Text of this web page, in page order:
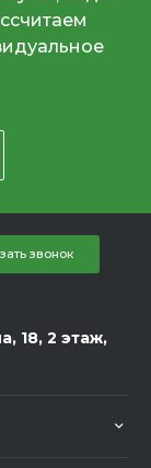
звонок
18, 2 этаж,